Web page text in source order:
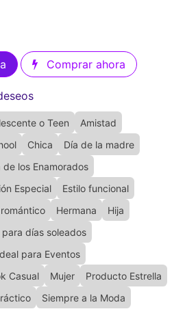
Comprar ahora
o Teen
Amistad
Chica
Día de la madre
de los Enamorados
Especial
Estilo funcional
Hermana
Hija
para días soleados
para Eventos
Casual Mujer
Producto Estrella
Siempre a la Moda